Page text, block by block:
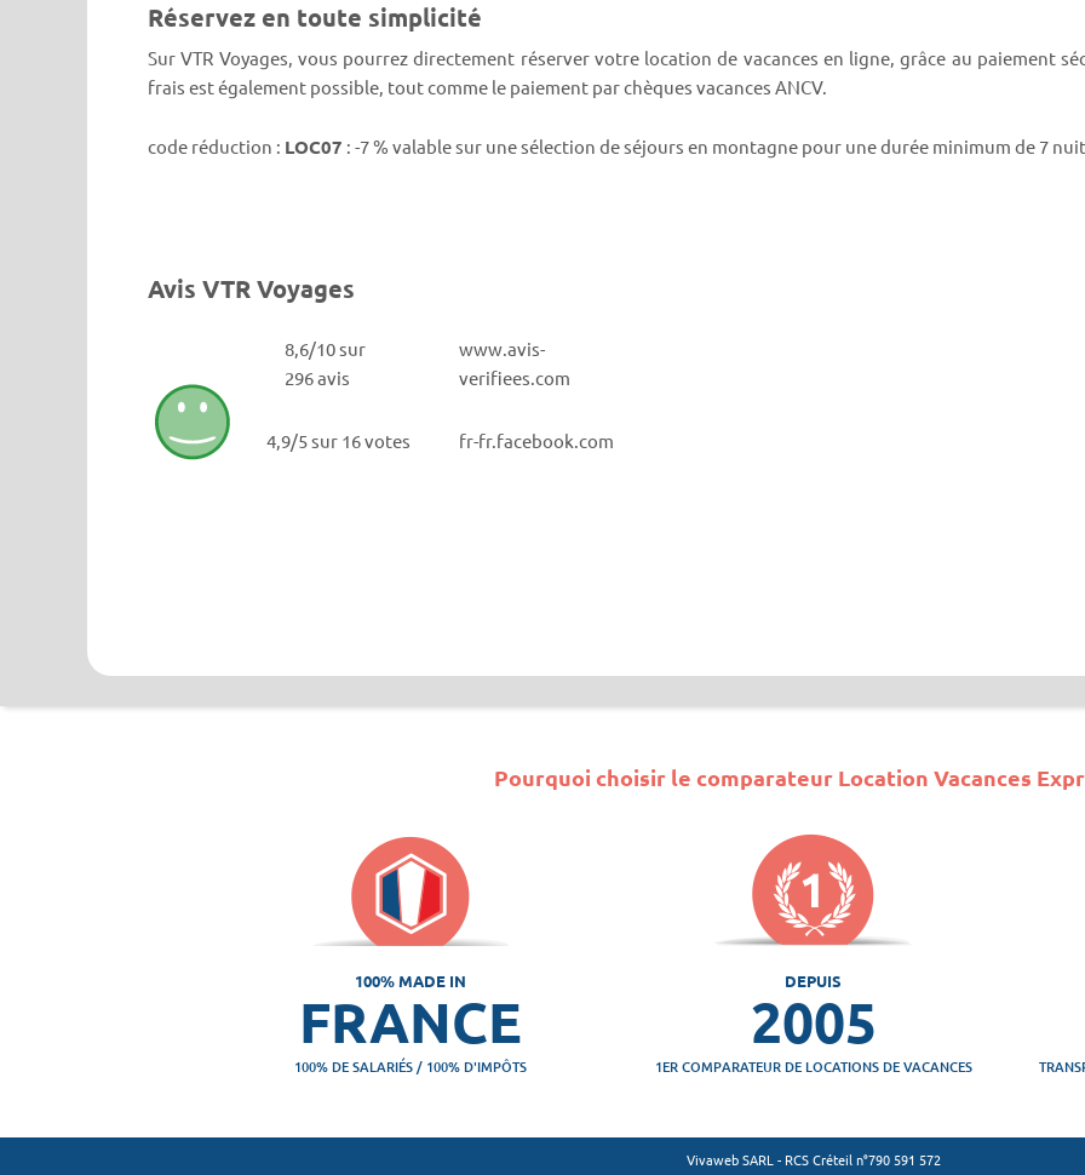
Réservez en toute simplicité
Sur VTR Voyages, vous pourrez directement réserver votre location de vacances en ligne, grâce au paiement
frais est également possible, tout comme le paiement par chèques vacances ANCV.
code réduction : LOC07 : -7 % valable sur une sélection de séjours en montagne pour une durée minimum de 7
Avis VTR Voyages
8,6/10 sur
296 avis
www.avis-
verifiees.com
4,9/5 sur 16 votes fr-fr.facebook.com
Pourquoi choisir le comparateur Location Vacances
100% MADE IN
FRANCE
100% DE SALARIÉS / 100% D'IMPÔTS
DEPUIS
2005
1ER COMPARATEUR DE LOCATIONS DE VACANCES
Vivaweb SARL - RCS Créteil n°790 591 572